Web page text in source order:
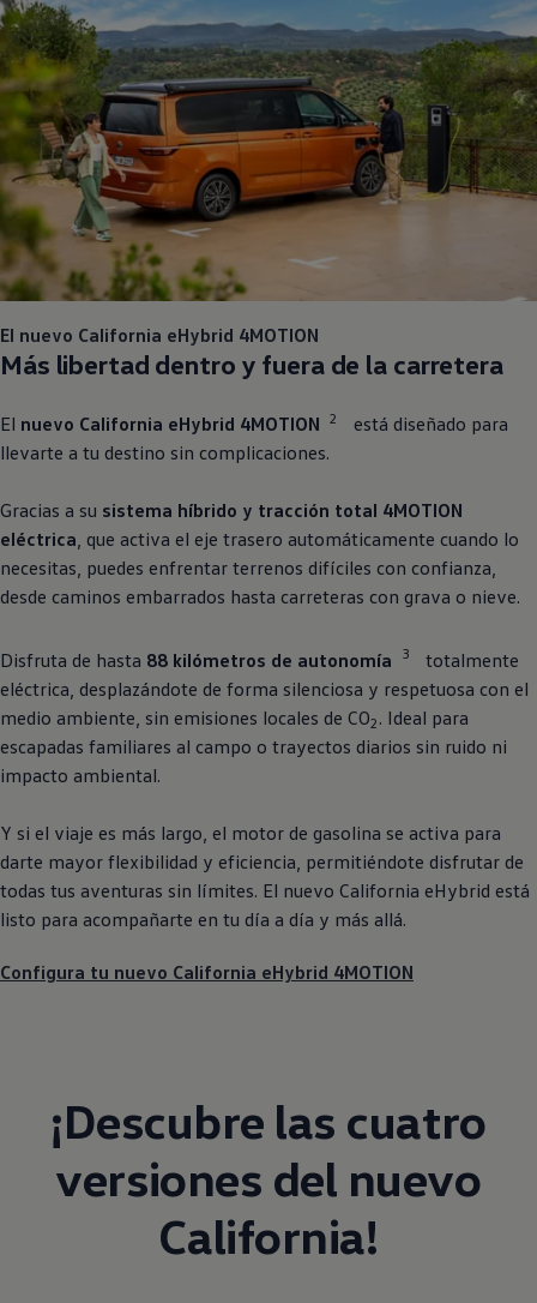
El nuevo California eHybrid 4MOTION
Más libertad dentro y fuera de la carretera
El nuevo California eHybrid 4MOTION 2
está diseñado para
llevarte a tu destino sin complicaciones.
Gracias a su sistema híbrido y tracción total 4MOTION
eléctrica, que activa el eje trasero automáticamente cuando lo
necesitas, puedes enfrentar terrenos difíciles con confianza,
desde caminos embarrados hasta carreteras con grava o nieve.
Disfruta de hasta 88 kilómetros de autonomía 3
totalmente
eléctrica, desplazándote de forma silenciosa y respetuosa con el
medio ambiente, sin emisiones locales de CO2 . Ideal para
escapadas familiares al campo o trayectos diarios sin ruido ni
impacto ambiental.
Y si el viaje es más largo, el motor de gasolina se activa para
darte mayor flexibilidad y eficiencia, permitiéndote disfrutar de
todas tus aventuras sin límites. El nuevo California eHybrid está
listo para acompañarte en tu día a día y más allá.
Configura tu nuevo California eHybrid 4MOTION
¡Descubre las cuatro
versiones del nuevo
California!